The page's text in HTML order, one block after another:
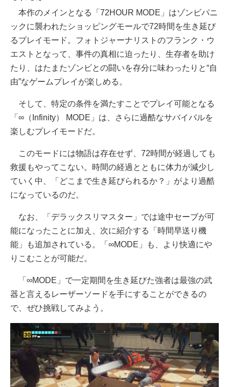
本作のメインとなる「72HOUR MODE」はゾンビパニ
ックに襲われたショッピングモールで72時間を生き延び
るプレイモード。フォトジャーナリストのフランク・ウ
エストとなって、事件の真相に迫ったり、生存者を助け
たり、はたまたゾンビとの闘いを存分に味わったりと“自
由”なゲームプレイが楽しめる。
そして、特定の条件を満たすことでプレイ可能となる
「∞（Infinity） MODE」は、さらに過酷なサバイバルを
楽しむプレイモードだ。
このモードには物語は存在せず、72時間が経過しても
救援もやってこない。時間の経過とともに体力が減少し
ていく中、「どこまで生き延びられるか？」がより過酷
になっているのだ。
なお、「デラックスリマスター」では途中セーブが可
能になったことに加え、次に紹介する「時間早送り機
能」も追加されている。「∞MODE」も、より快適にや
りこむことが可能だ。
「∞MODE」で一定期間を生き延びた強者は最強の武
器と言えるレーザーソードを手にすることができるの
で、ぜひ挑戦してみよう。